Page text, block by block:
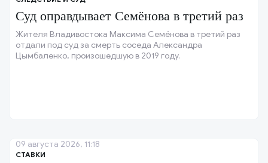
Суд оправдывает Семёнова в третий раз
Жителя Владивостока Максима Семёнова в третий раз
отдали под суд за смерть соседа Александра
Цымбаленко, произошедшую в 2019 году.
СТАВКИ
09 августа 2026, 11:18